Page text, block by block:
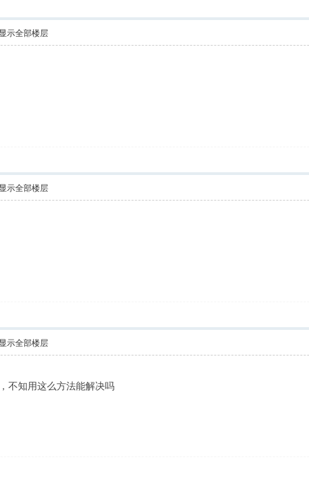
示全部楼层
示全部楼层
示全部楼层
不知用这么方法能解决吗